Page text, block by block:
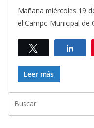
Mañana miércoles 19
el Campo Municipal de
Twittear
Leer más